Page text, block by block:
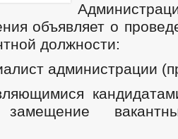
объявляет о
должности:
администрации